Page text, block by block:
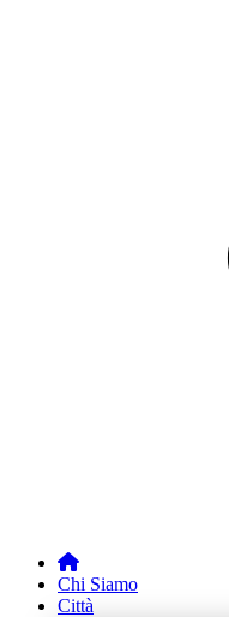
Chi Siamo
Città